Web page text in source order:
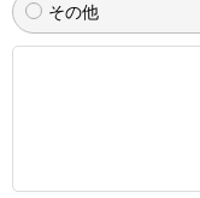
その他